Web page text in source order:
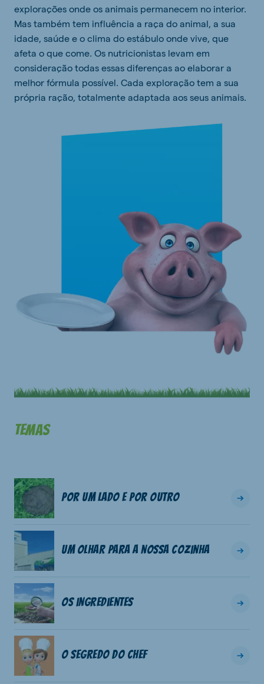
explorações onde os animais permanecem no interior.
Mas também tem influência a raça do animal, a sua
idade, saúde e o clima do estábulo onde vive, que
afeta o que come. Os nutricionistas levam em
consideração todas essas diferenças ao elaborar a
melhor fórmula possível. Cada exploração tem a sua
própria ração, totalmente adaptada aos seus animais.
Temas
Por um lado e por outro
Um olhar para a nossa cozinha
Os ingredientes
O segredo do chef